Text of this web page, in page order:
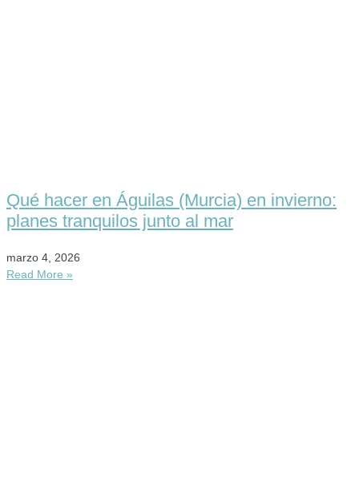
Qué hacer en Águilas (Murcia) en invierno:
planes tranquilos junto al mar
marzo 4, 2026
Read More »